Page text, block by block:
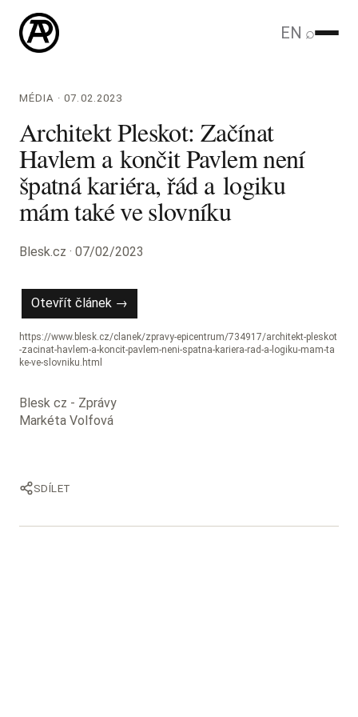
EN ⌕
MÉDIA · 07.02.2023
Architekt Pleskot: Začínat
Havlem a končit Pavlem není
špatná kariéra, řád a logiku
mám také ve slovníku
Blesk.cz · 07/02/2023
Otevřít článek →
https://www.blesk.cz/clanek/zpravy-epicentrum/734917/architekt-pleskot
-zacinat-havlem-a-koncit-pavlem-neni-spatna-kariera-rad-a-logiku-mam-ta
ke-ve-slovniku.html
Blesk cz - Zprávy
Markéta Volfová
SDÍLET